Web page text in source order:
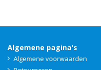
Algemene pagina's
Algemene voorwaarden